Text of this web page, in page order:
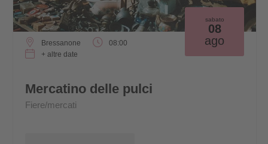
sabato
08
ago
Bressanone
08:00
+ altre date
Mercatino delle pulci
Fiere/mercati